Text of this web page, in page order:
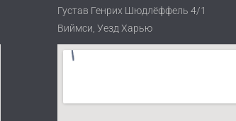
Густав Генрих Шюдлёффель 4/1
Виймси, Уезд Харью